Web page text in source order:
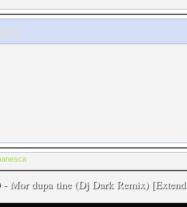
- Mor dupa tine (Dj Dark Remix)